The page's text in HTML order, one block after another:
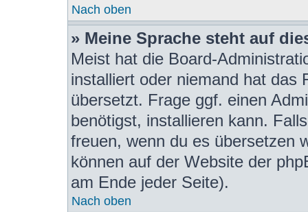
Nach oben
» Meine Sprache steht auf
Meist hat die Board-
installiert oder niemand hat das
übersetzt. Frage ggf. einen
benötigst, installieren kann.
freuen, wenn du es übersetzen
können auf der Website der
am Ende jeder Seite).
Nach oben